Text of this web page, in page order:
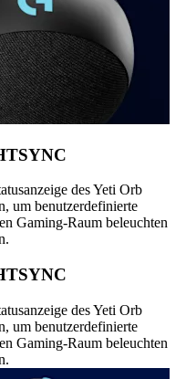
des Yeti Orb
um benutzerdefinierte
Gaming-Raum beleuchten
des Yeti Orb
um benutzerdefinierte
Gaming-Raum beleuchten